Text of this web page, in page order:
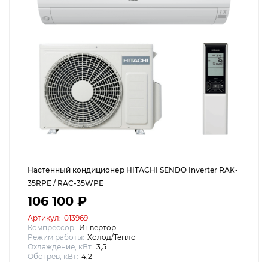
Настенный кондиционер HITACHI SENDO Inverter RAK-
35RPE / RAC-35WPE
106 100 ₽
Артикул: 013969
Компрессор: Инвертор
Режим работы: Холод/Тепло
Охлаждение, кВт: 3,5
Обогрев, кВт: 4,2